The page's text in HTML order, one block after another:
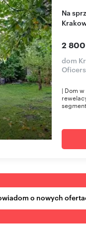
Na sprzedaż przestronny dom bliźniak 173 m² w
2
dom
| Dom
o nowych